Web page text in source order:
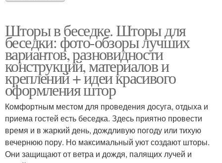
Шторы в беседке. Шторы для
беседки: фото-обзоры лучших
вариантов, разновидности
конструкций, материалов и
креплений + идеи красивого
оформления штор
Комфортным местом для проведения досуга, отдыха и
приема гостей есть беседка. Здесь приятно провести
время и в жаркий день, дождливую погоду или тихую
вечернюю пору. Но максимальный уют создают шторы.
Они защищают от ветра и дождя, палящих лучей и